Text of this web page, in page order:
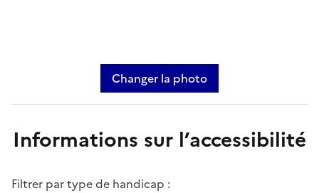
Changer la photo
Informations sur l’accessibilité
Filtrer par type de handicap :